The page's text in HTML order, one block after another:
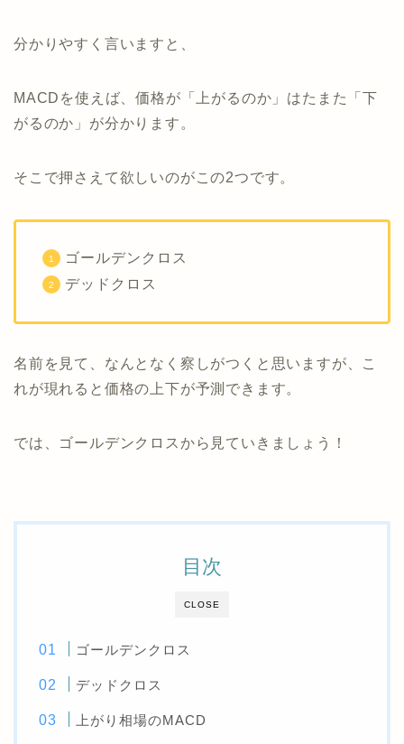
分かりやすく言いますと、
MACDを使えば、価格が「上がるのか」はたまた「下
がるのか」が分かります。
そこで押さえて欲しいのがこの2つです。
ゴールデンクロス
デッドクロス
名前を見て、なんとなく察しがつくと思いますが、こ
れが現れると価格の上下が予測できます。
では、ゴールデンクロスから見ていきましょう！
CLOSE
目次
ゴールデンクロス
デッドクロス
上がり相場のMACD